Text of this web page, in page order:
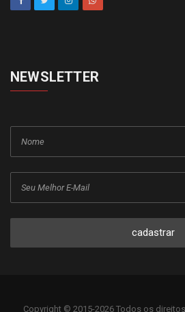
NEWSLETTER
cadastrar
Copyright © 2015-2026 Todos os